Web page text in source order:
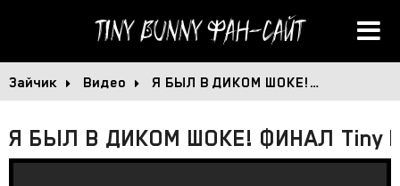
Tiny BunnyФан-сайт
Зайчик Видео Я БЫЛ В ДИКОМ ШОКЕ!…
Я БЫЛ В ДИКОМ ШОКЕ! ФИНАЛ Tiny